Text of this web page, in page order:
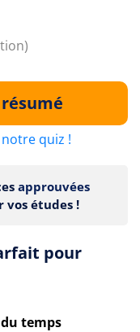
quiz !
approuvées
vos études !
pour
temps